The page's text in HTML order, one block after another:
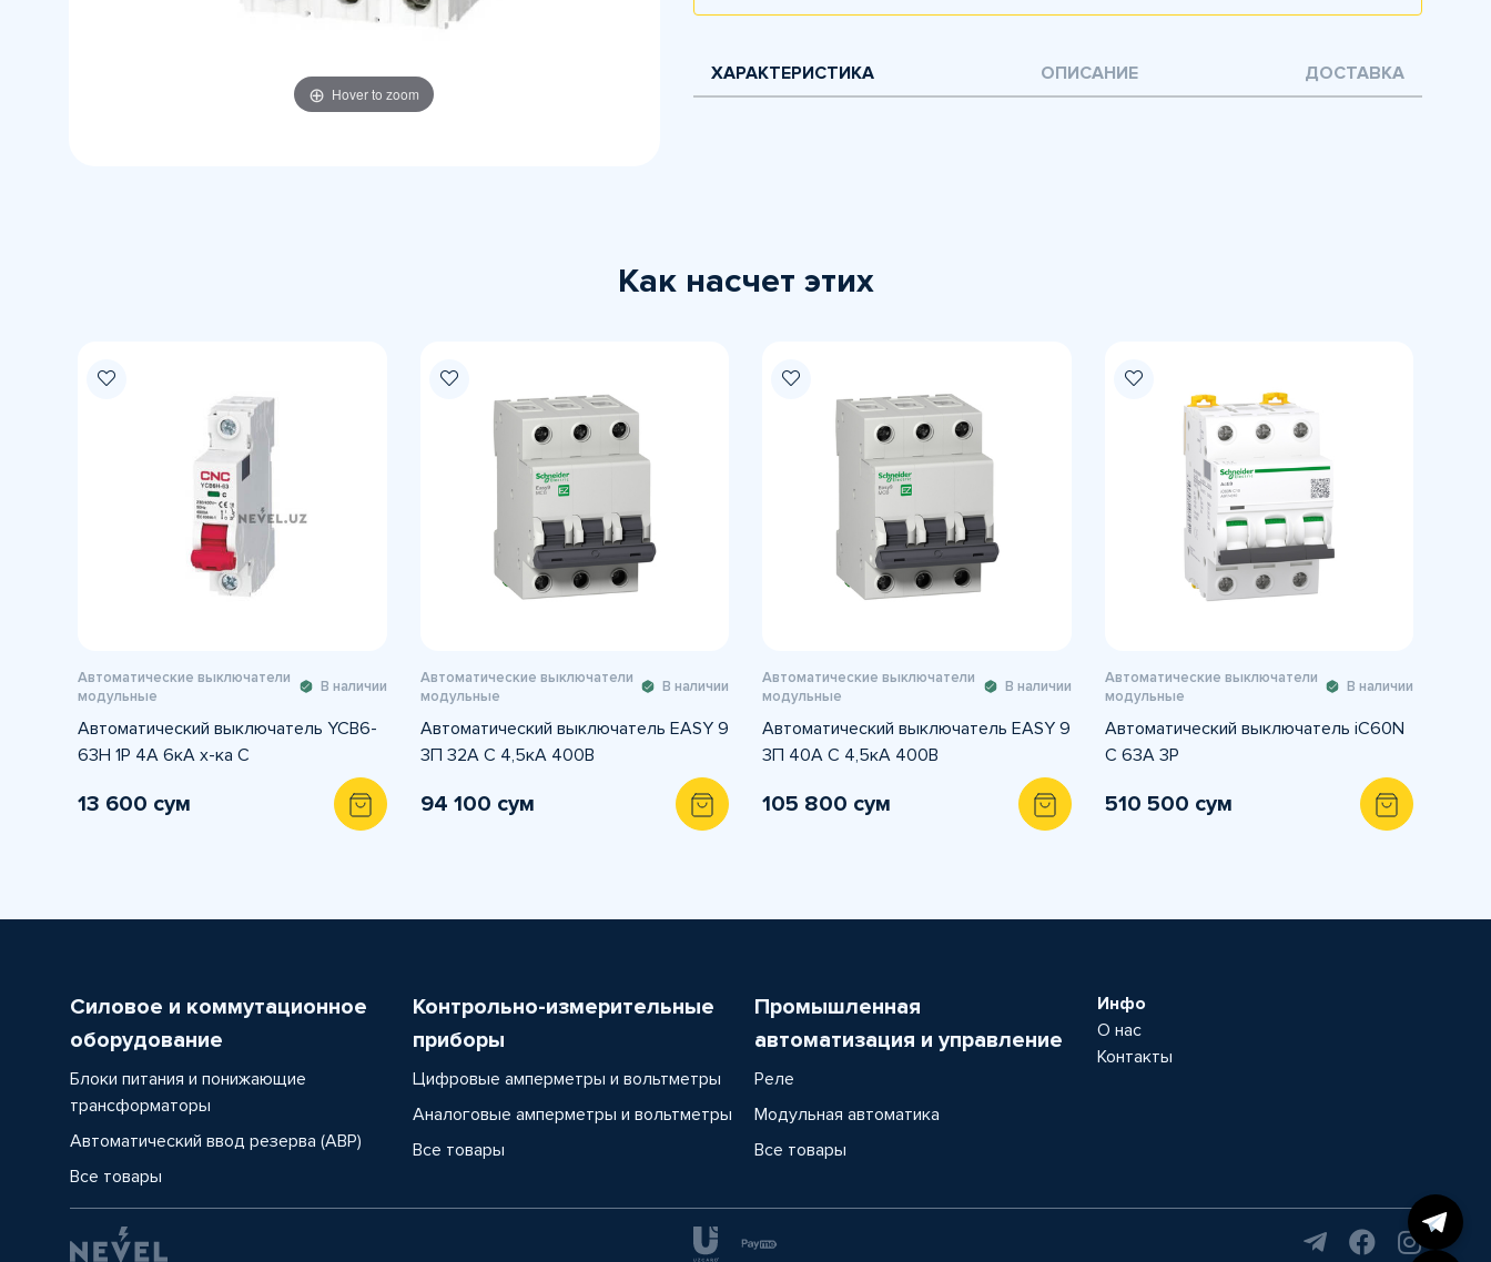
Hover to zoom
ХАРАКТЕРИСТИКА ОПИСАНИЕ ДОСТАВКА
Как насчет этих
Автоматические выключатели
модульные
В наличии
Автоматический выключатель YCB6-
63H 1P 4A 6кА х-ка С
13 600 сум
Автоматические выключатели
модульные
В наличии
Автоматический выключатель EASY 9
3П 32А С 4,5кА 400В
94 100 сум
Автоматические выключатели
модульные
В наличии
Автоматический выключатель EASY 9
3П 40А С 4,5кА 400В
105 800 сум
Автоматические выключатели
модульные
В наличии
Автоматический выключатель iC60N
C 63A 3P
510 500 сум
Силовое и коммутационное
оборудование
Блоки питания и понижающие
трансформаторы
Автоматический ввод резерва (АВР)
Все товары
Контрольно-измерительные
приборы
Цифровые амперметры и вольтметры
Аналоговые амперметры и вольтметры
Все товары
Промышленная
автоматизация и управление
Реле
Модульная автоматика
Все товары
Инфо
О нас
Контакты